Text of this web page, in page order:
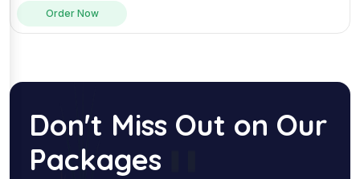
Order Now
Don't Miss Out on Our
Packages